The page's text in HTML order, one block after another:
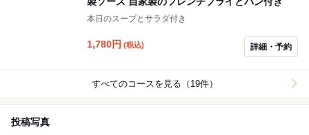
本日のスープとサラダ付き
1,780円 (税込) 詳細・予約
すべてのコースを見る（19件）
投稿写真